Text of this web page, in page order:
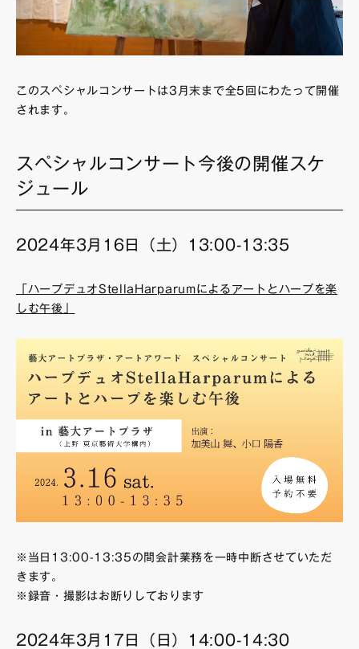
このスペシャルコンサートは3月末まで全5回にわたって開催
されます。
スペシャルコンサート今後の開催スケ
ジュール
2024年3月16日（土）13:00-13:35
「ハープデュオStellaHarparumによるアートとハープを楽
しむ午後」
※当日13:00-13:35の間会計業務を一時中断させていただ
きます。
※録音・撮影はお断りしております
2024年3月17日（日）14:00-14:30